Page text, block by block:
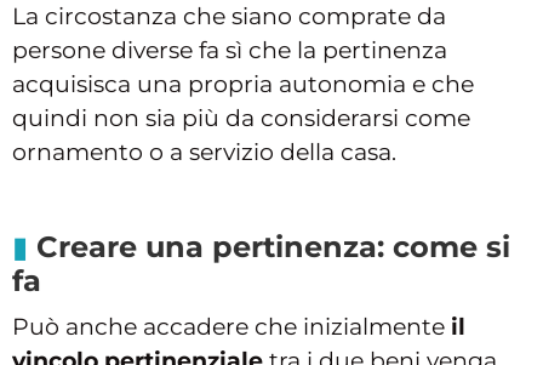
La circostanza che siano comprate da
persone diverse fa sì che la pertinenza
acquisisca una propria autonomia e che
quindi non sia più da considerarsi come
ornamento o a servizio della casa.
Creare una pertinenza: come si
fa
Può anche accadere che inizialmente il